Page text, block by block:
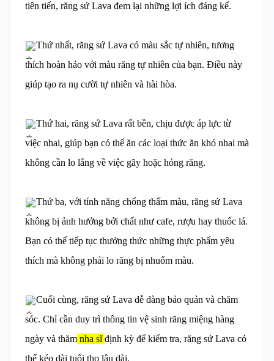
tiên tiến, răng sứ Lava đem lại những lợi ích đáng kể.
Thứ nhất, răng sứ Lava có màu sắc tự nhiên, tương
thích hoàn hảo với màu răng tự nhiên của bạn. Điều này
giúp tạo ra nụ cười tự nhiên và hài hòa.
Thứ hai, răng sứ Lava rất bền, chịu được áp lực từ
việc nhai, giúp bạn có thể ăn các loại thức ăn khó nhai mà
không cần lo lắng về việc gãy hoặc hỏng răng.
Thứ ba, với tính năng chống thấm màu, răng sứ Lava
không bị ảnh hưởng bởi chất như cafe, rượu hay thuốc lá.
Bạn có thể tiếp tục thưởng thức những thực phẩm yêu
thích mà không phải lo răng bị nhuốm màu.
Cuối cùng, răng sứ Lava dễ dàng bảo quản và chăm
sóc. Chỉ cần duy trì thông tin vệ sinh răng miệng hàng
ngày và thăm nha sĩđịnh kỳ để kiểm tra, răng sứ Lava có
thể kéo dài tuổi thọ lâu dài.